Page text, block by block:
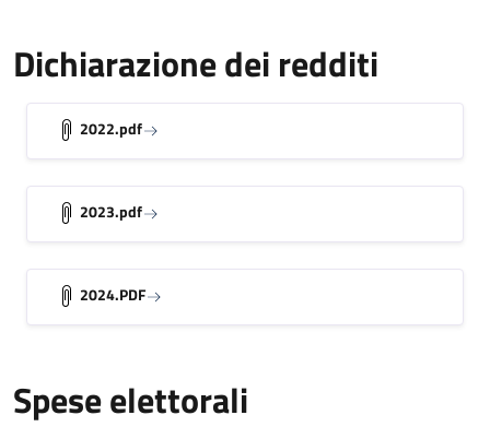
Dichiarazione dei redditi
2022.pdf
2023.pdf
2024.PDF
Spese elettorali